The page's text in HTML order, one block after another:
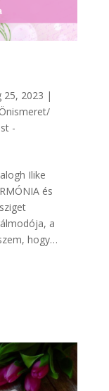
25, 2023 |
Önismeret/
-
Ilike
és
a
hogy…